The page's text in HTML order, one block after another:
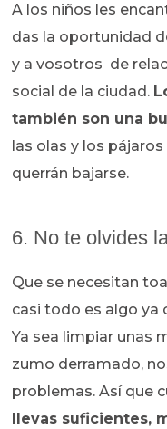
A los niños les
das la oportunidad
y a vosotros de
social de la ciudad.
también son una
las olas y los
querrán bajarse.
6. No te olvides
Que se necesitan
casi todo es algo ya
Ya sea limpiar unas
zumo derramado,
problemas. Así que c
llevas suficientes,